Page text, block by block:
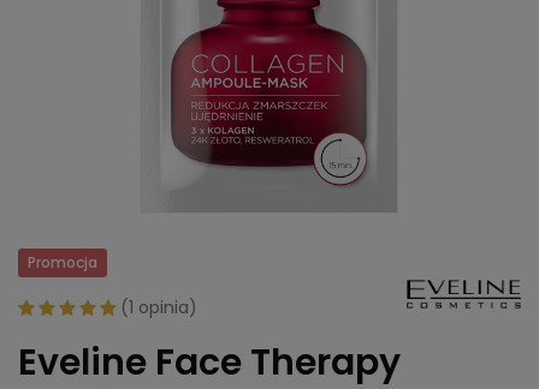
Promocja
(1 opinia)
Eveline Face Therapy